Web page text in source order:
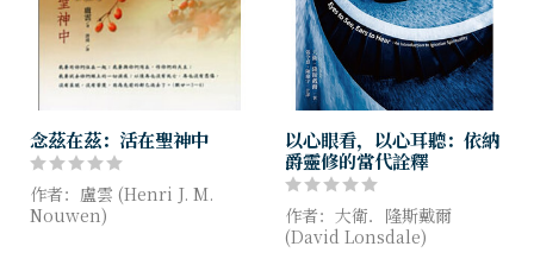
念茲在茲：活在聖神中
作者：盧雲 (Henri J. M.
Nouwen)
以心眼看，以心耳聽：依納
爵靈修的當代詮釋
作者：大衛．隆斯戴爾
(David Lonsdale)